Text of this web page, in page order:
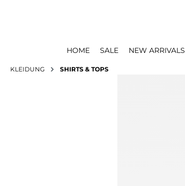
HOME SALE NEW ARRIVALS
KLEIDUNG SHIRTS & TOPS